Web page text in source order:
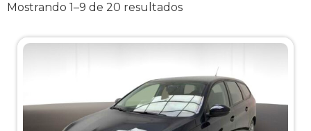
Mostrando 1–9 de 20 resultados